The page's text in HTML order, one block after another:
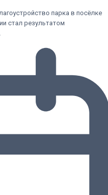
парка в посёлке
стал результатом